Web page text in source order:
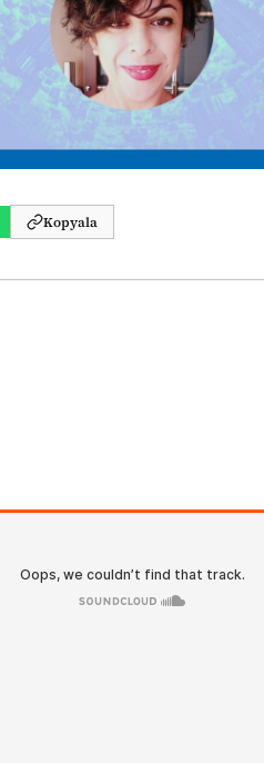
Kopyala